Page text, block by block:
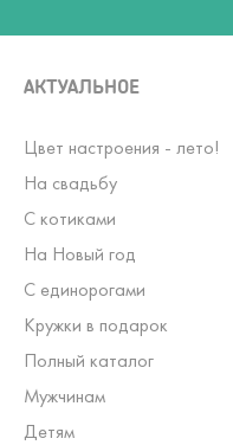
АКТУАЛЬНОЕ
Цвет настроения - лето!
На свадьбу
С котиками
На Новый год
С единорогами
Кружки в подарок
Полный каталог
Мужчинам
Детям